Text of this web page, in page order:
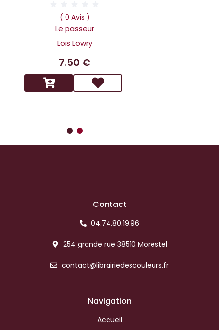
( 0 Avis )
Le passeur
Lois Lowry
7.50 €
Contact
04.74.80.19.96
254 grande rue 38510 Morestel
contact@librairiedescouleurs.fr
Navigation
Accueil